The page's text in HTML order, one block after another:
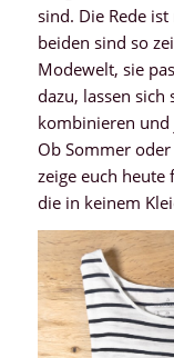
sind. Die Rede
beiden sind so
Modewelt, sie
dazu, lassen sich
kombinieren und
Ob Sommer
zeige euch heute
die in keinem